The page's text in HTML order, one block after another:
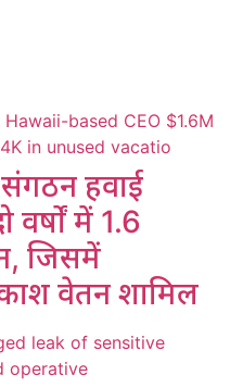
हवाई
में 1.6
जिसमें
वेतन शामिल